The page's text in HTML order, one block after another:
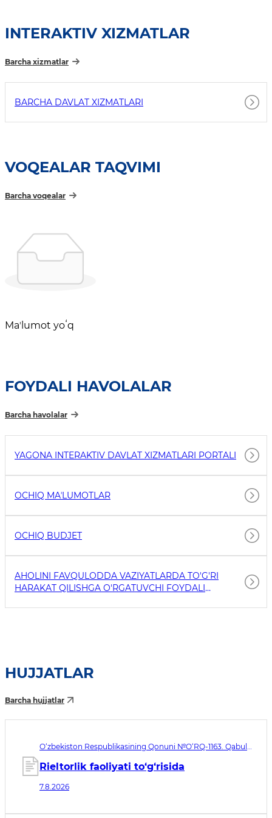
INTERAKTIV XIZMATLAR
Barcha xizmatlar
BARCHA DAVLAT XIZMATLARI
VOQEALAR TAQVIMI
Barcha voqealar
Maʼlumot yoʻq
FOYDALI HAVOLALAR
Barcha havolalar
YAGONA INTERAKTIV DAVLAT XIZMATLARI PORTALI
OCHIQ MAʼLUMOTLAR
OCHIQ BUDJET
AHOLINI FAVQULODDA VAZIYATLARDA TO'G'RI
HARAKAT QILISHGA O'RGATUVCHI FOYDALI
HUJJATLAR
Barcha hujjatlar
O‘zbekiston Respublikasining Qonuni №O‘RQ-1163. Qabul
Rieltorlik faoliyati to‘g‘risida
7.8.2026